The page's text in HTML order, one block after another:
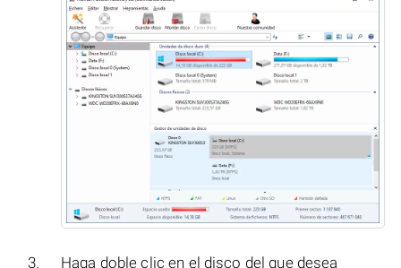
Haga doble clic en el disco del que desea